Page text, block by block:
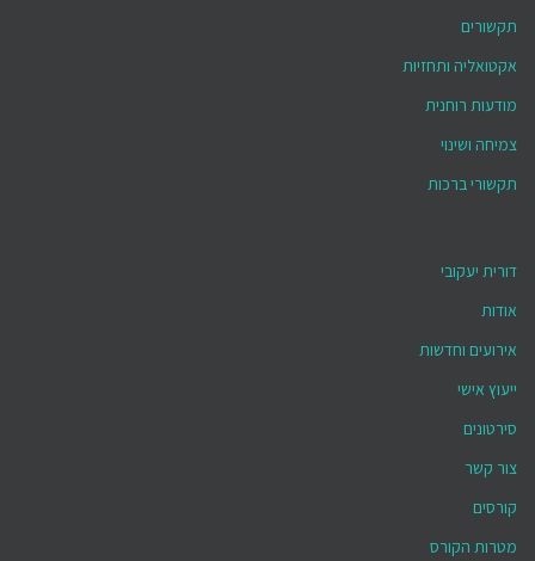
תקשורים
אקטואליה ותחזיות
מודעות רוחנית
צמיחה ושינוי
תקשורי ברכות
דורית יעקובי
אודות
אירועים וחדשות
ייעוץ אישי
סירטונים
צור קשר
קורסים
מטרות הקורס